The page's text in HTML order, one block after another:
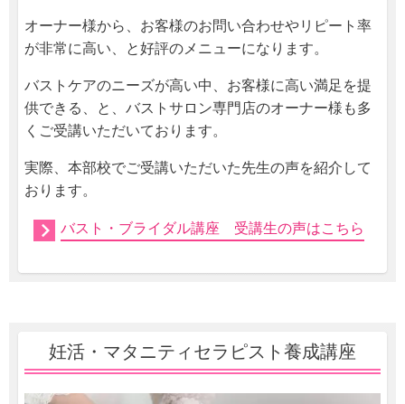
オーナー様から、お客様のお問い合わせやリピート率
が非常に高い、と好評のメニューになります。
バストケアのニーズが高い中、お客様に高い満足を提
供できる、と、バストサロン専門店のオーナー様も多
くご受講いただいております。
実際、本部校でご受講いただいた先生の声を紹介して
おります。
バスト・ブライダル講座 受講生の声はこちら
妊活・マタニティセラピスト養成講座